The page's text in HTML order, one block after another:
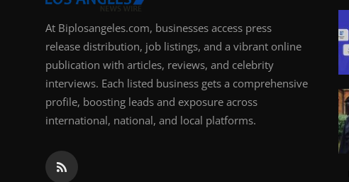
At Biplosangeles.com, businesses access press
release distribution, job listings, and a vibrant online
publication with articles, reviews, and celebrity
interviews. Each listed business gets a comprehensive
profile, boosting leads and exposure across
international, national, and local platforms.